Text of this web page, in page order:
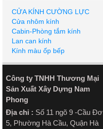
CỬA KÍNH CƯỜNG LỰC
Cửa nhôm kính
Cabin-Phòng tắm kính
Lan can kính
Kính màu ốp bếp
Công ty TNHH Thương Mại
Sản Xuất Xây Dựng Nam
Phong
Địa chỉ : Số 11 ngõ 9 -Cầu Đơ
5, Phường Hà Cầu, Quận Hà